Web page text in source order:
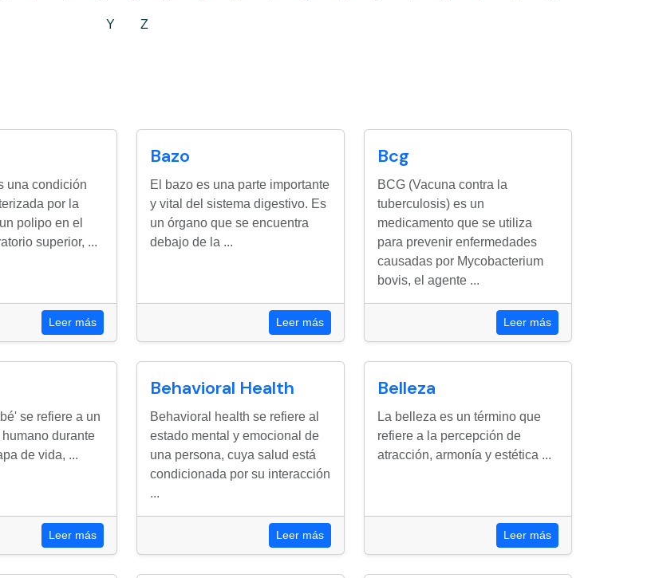
Y Z
una condición
por la
polipo en el
superior, ...
Leer más
Bazo
El bazo es una parte importante
y vital del sistema digestivo. Es
un órgano que se encuentra
debajo de la ...
Leer más
Bcg
BCG (Vacuna contra la
tuberculosis) es un
medicamento que se utiliza
para prevenir enfermedades
causadas por Mycobacterium
bovis, el agente ...
Leer más
se refiere a un
durante
de vida, ...
Leer más
Behavioral Health
Behavioral health se refiere al
estado mental y emocional de
una persona, cuya salud está
condicionada por su interacción
...
Leer más
Belleza
La belleza es un término que
refiere a la percepción de
atracción, armonía y estética ...
Leer más